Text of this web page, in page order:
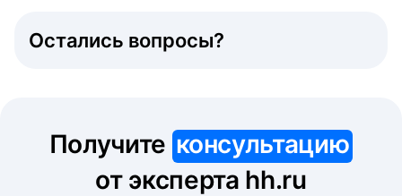
Остались вопросы?
Получите консультацию
от эксперта hh.ru